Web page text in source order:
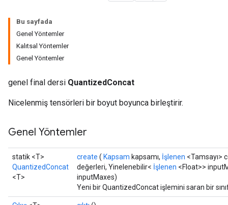
Bu sayfada
Genel Yöntemler
Kalıtsal Yöntemler
Genel Yöntemler
genel final dersi QuantizedConcat
Nicelenmiş tensörleri bir boyut boyunca birleştirir.
Genel Yöntemler
statik <T>
QuantizedConcat
<T>
create ( Kapsam kapsamı, İşlenen <Tamsayı>
değerleri, Yinelenebilir< İşlenen <Float>>
inputMaxes)
Yeni bir QuantizedConcat işlemini saran bir